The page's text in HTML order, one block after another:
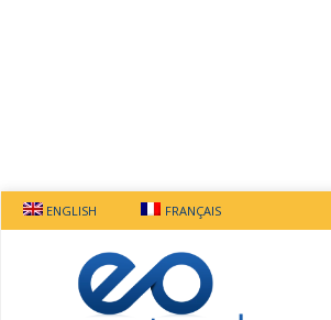
ENGLISH FRANÇAIS